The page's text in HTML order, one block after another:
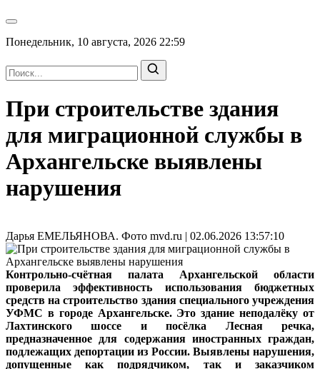
Понедельник, 10 августа, 2026 22:59
При строительстве здания
для миграционной службы в
Архангельске выявлены
нарушения
Дарья ЕМЕЛЬЯНОВА. Фото mvd.ru | 02.06.2026 13:57:10
Контрольно-счётная палата Архангельской области
проверила эффективность использования бюджетных
средств на строительство здания специального учреждения
УФМС в городе Архангельске. Это здание неподалёку от
Лахтинского шоссе и посёлка Лесная речка,
предназначенное для содержания иностранных граждан,
подлежащих депортации из России. Выявлены нарушения,
допущенные как подрядчиком, так и заказчиком